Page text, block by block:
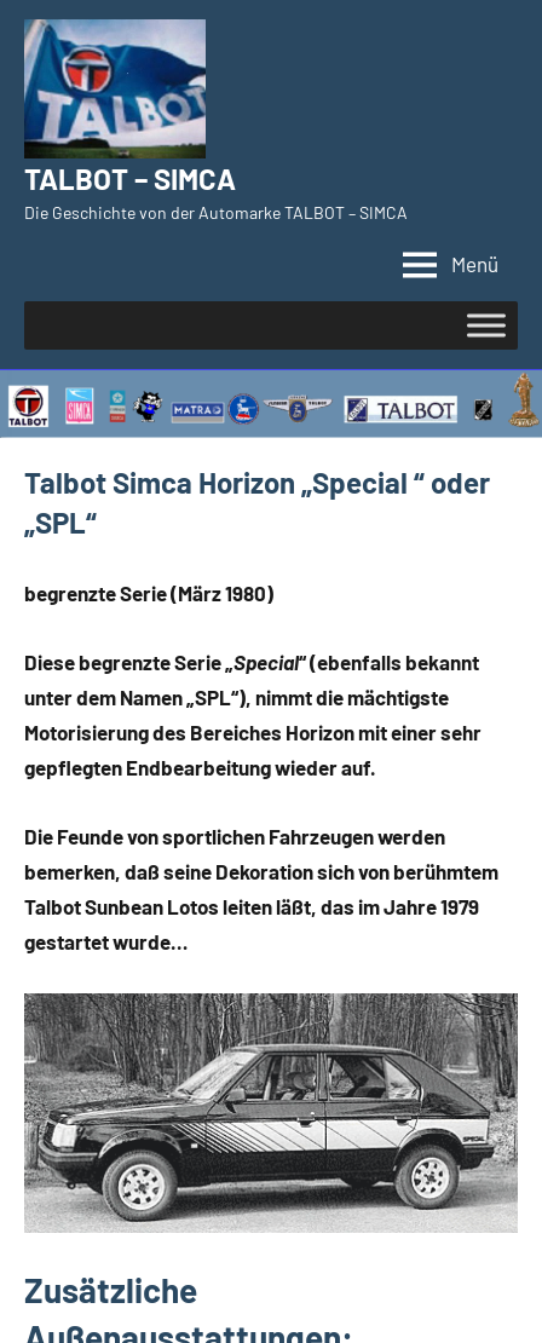
Zum
Inhalt
springen
TALBOT – SIMCA
Die Geschichte von der Automarke TALBOT – SIMCA
Menü
Talbot Simca Horizon „Special “ oder
„SPL“
begrenzte Serie (März 1980)
Diese begrenzte Serie „Special“ (ebenfalls bekannt
unter dem Namen „SPL“), nimmt die mächtigste
Motorisierung des Bereiches Horizon mit einer sehr
gepflegten Endbearbeitung wieder auf.
Die Feunde von sportlichen Fahrzeugen werden
bemerken, daß seine Dekoration sich von berühmtem
Talbot Sunbean Lotos leiten läßt, das im Jahre 1979
gestartet wurde…
Zusätzliche